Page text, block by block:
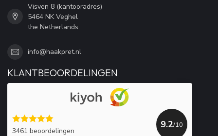
Visven 8 (kantooradres)
5464 NK Veghel
the Netherlands
info@haakpret.nl
KLANTBEOORDELINGEN
3461 beoordelingen
9.2/10